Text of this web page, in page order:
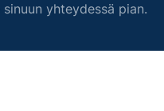
yhteydessä pian.